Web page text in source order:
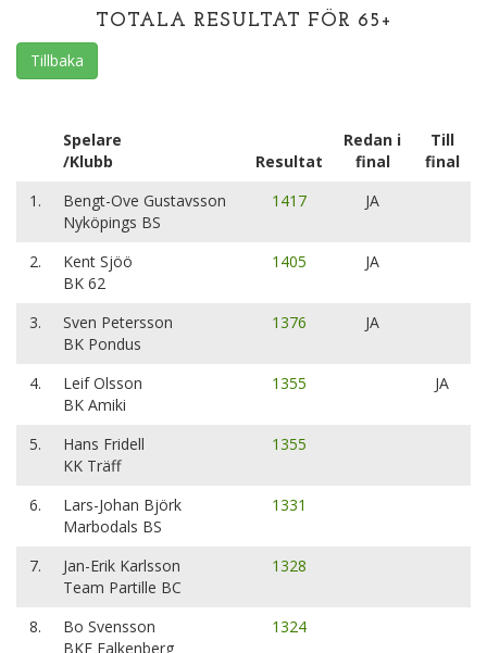
TOTALA RESULTAT FÖR 65+
Tillbaka
Spelare
/Klubb
Resultat
Redan i
final
Till
final
1.
Bengt-Ove Gustavsson
Nyköpings BS
1417 JA
2.
Kent Sjöö
BK 62
1405 JA
3.
Sven Petersson
BK Pondus
1376 JA
4.
Leif Olsson
BK Amiki
1355 JA
5.
Hans Fridell
KK Träff
1355
6.
Lars-Johan Björk
Marbodals BS
1331
7.
Jan-Erik Karlsson
Team Partille BC
1328
8.
Bo Svensson
BKF Falkenberg
1324